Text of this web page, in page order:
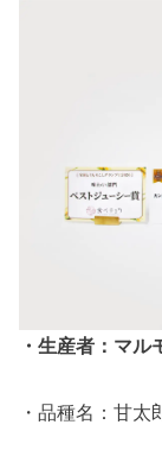
・生産者：マル
・品種名：甘太